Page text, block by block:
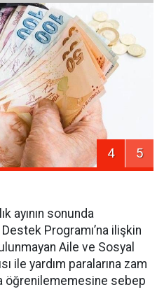
4 5
ayının sonunda
Destek Programı’na ilişkin
Aile ve Sosyal
ile yardım paralarına zam
öğrenilememesine sebep